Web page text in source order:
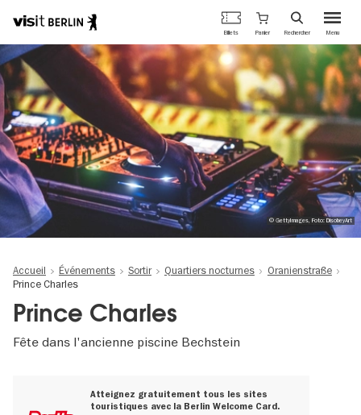
Aller
au
contenu
principal
Portail
officiel
du
tourisme
de
Berlin
Menu
Billets Panier Rechercher
© GettyImages, Foto: DisobeyArt
Accueil Événements Sortir Quartiers nocturnes
Oranienstraße
Prince Charles
Prince Charles
Fête dans l'ancienne piscine Bechstein
Atteignez gratuitement tous les sites
touristiques avec la Berlin Welcome Card.